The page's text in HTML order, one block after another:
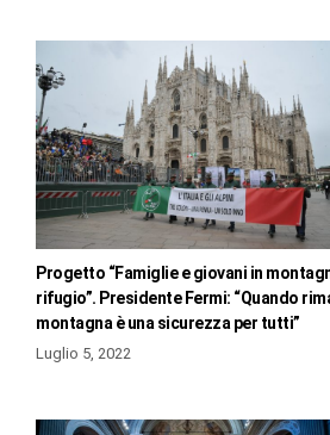
Progetto “Famiglie e giovani in
rifugio”. Presidente Fermi: “Quando
montagna è una sicurezza per tutti”
Luglio 5, 2022